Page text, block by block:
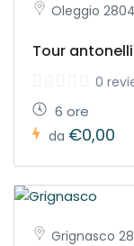
Oleggio
Tour
0
6 ore
da €0,00
Grignasco